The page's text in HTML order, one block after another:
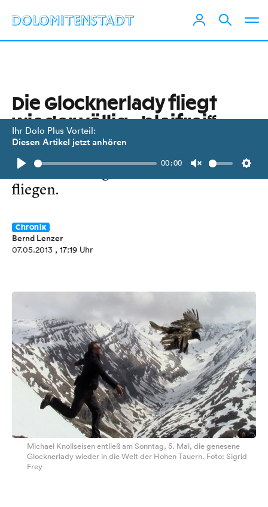
Ihr Dolo Plus Vorteil:
Diesen Artikel jetzt anhören
Play
00:00
Unmute
Die Glocknerlady fliegt
wieder völlig „bleifrei“
Nach einer schweren Bleivergiftung
kann das Bartgeierweibchen wieder
fliegen.
Chronik
Bernd Lenzer
07.05.2013 , 17:19 Uhr
Michael Knollseisen entließ am Sonntag, 5. Mai, die genesene
Glocknerlady wieder in die Welt der Hohen Tauern. Foto: Sigrid
Frey